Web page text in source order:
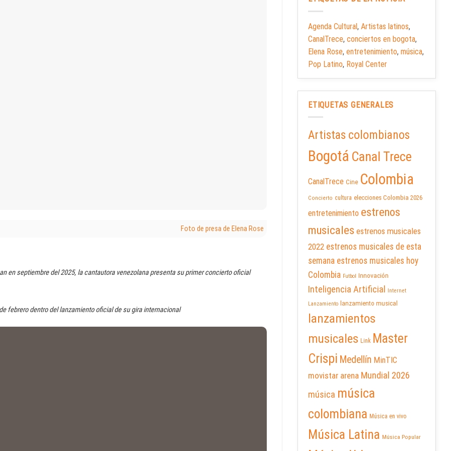
Foto de presa de Elena Rose
en septiembre del 2025, la cantautora venezolana presenta su primer concierto oficial
febrero dentro del lanzamiento oficial de su gira internacional
Agenda Cultural, Artistas latinos,
CanalTrece, conciertos en bogota,
Elena Rose, entretenimiento, música,
Pop Latino, Royal Center
ETIQUETAS GENERALES
Artistas colombianos
Bogotá Canal Trece
CanalTrece Cine Colombia
Concierto cultura elecciones Colombia 2026
entretenimiento estrenos
musicales estrenos musicales
2022 estrenos musicales de esta
semana estrenos musicales hoy
Colombia Futbol Innovación
Inteligencia Artificial
Internet
Lanzamiento
lanzamiento musical
lanzamientos
musicales Link Master
Crispi Medellín MinTIC
movistar arena Mundial 2026
música música
colombiana Música en vivo
Música Latina Música Popular